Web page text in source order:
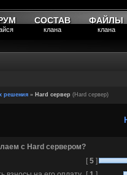
СОСТАВ
клана
ФАЙЛЫ
клана
решения » Hard сервер (Hard сервер)
с Hard сервером?
[ 5 ]